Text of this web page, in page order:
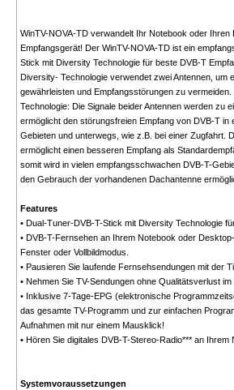
WinTV-NOVA-TD verwandelt Ihr Notebook oder Ihren
Empfangsgerät! Der WinTV-NOVA-TD ist ein
Stick mit Diversity Technologie für beste DVB-T
Diversity- Technologie verwendet zwei Antennen, um
gewährleisten und Empfangsstörungen zu
Technologie: Die Signale beider Antennen werden zu
ermöglicht den störungsfreien Empfang von DVB-T in
Gebieten und unterwegs, wie z.B. bei einer Zugfahrt.
ermöglicht einen besseren Empfang als
somit wird in vielen empfangsschwachen DVB-T-
den Gebrauch der vorhandenen Dachantenne
Features
• Dual-Tuner-DVB-T-Stick mit Diversity Technologie
• DVB-T-Fernsehen an Ihrem Notebook oder
Fenster oder Vollbildmodus.
• Pausieren Sie laufende Fernsehsendungen mit der
• Nehmen Sie TV-Sendungen ohne Qualitätsverlust
• Inklusive 7-Tage-EPG (elektronische
das gesamte TV-Programm und zur einfachen
Aufnahmen mit nur einem Mausklick!
• Hören Sie digitales DVB-T-Stereo-Radio*** an Ihrem
Systemvoraussetzungen